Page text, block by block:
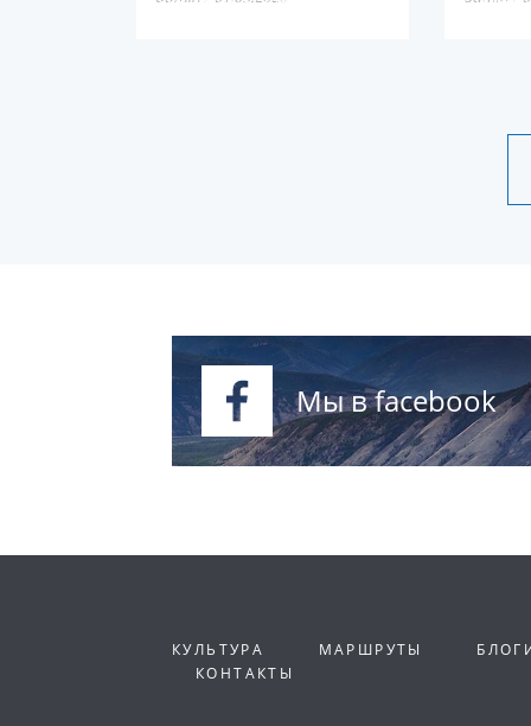
Мы в facebook
КУЛЬТУРА МАРШРУТЫ
КОНТАКТЫ